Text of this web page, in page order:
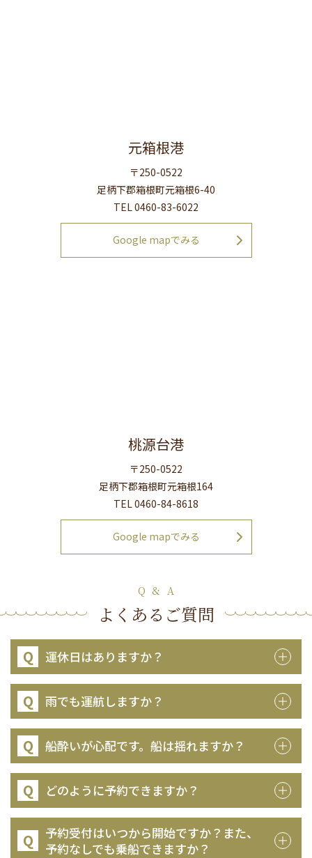
元箱根港
〒250-0522
足柄下郡箱根町元箱根6-40
TEL 0460-83-6022
Google mapでみる
桃源台港
〒250-0522
足柄下郡箱根町元箱根164
TEL 0460-84-8618
Google mapでみる
Q & A
よくあるご質問
Q 運休日はありますか？
Q 雨でも運航しますか？
Q 船酔いが心配です。船は揺れますか？
Q どのように予約できますか？
Q
予約受付はいつから開始ですか？また、
予約なしでも乗船できますか？